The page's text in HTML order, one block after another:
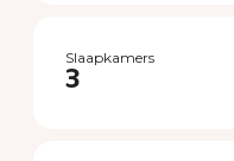
Slaapkamers
3